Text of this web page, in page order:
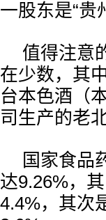
一股东是“贵
值得注意
在少数，其
台本色酒（
司生产的老
国家食品
达9.26%，
4.4%，其次